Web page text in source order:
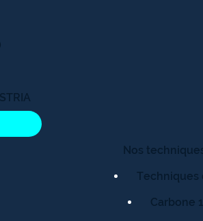
Nos
Techniques
Carbone